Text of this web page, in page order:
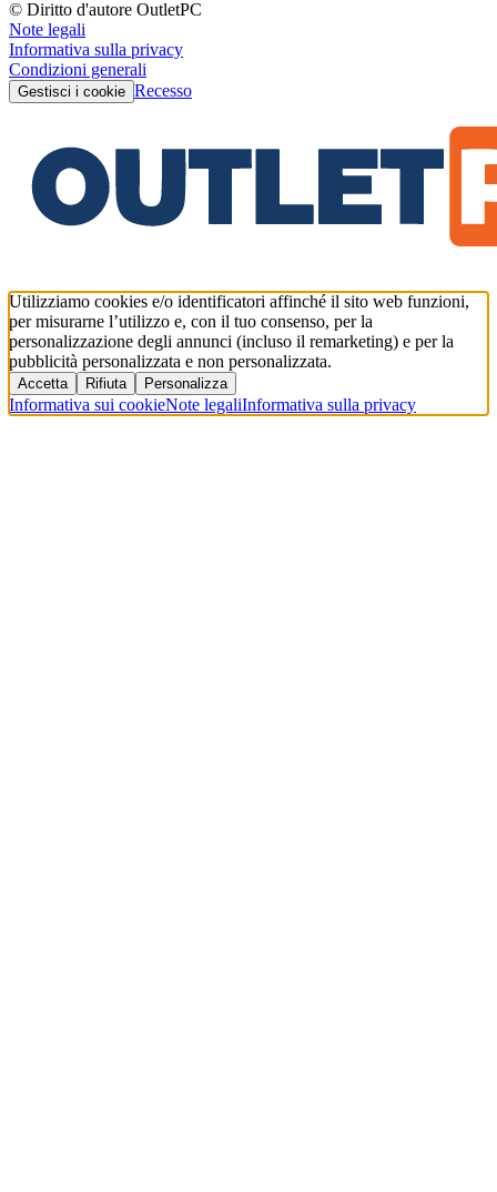
© Diritto d'autore OutletPC
Note legali
Informativa sulla privacy
Condizioni generali
Gestisci i cookie Recesso
Utilizziamo cookies e/o identificatori affinché il sito web funzioni,
per misurarne l’utilizzo e, con il tuo consenso, per la
personalizzazione degli annunci (incluso il remarketing) e per la
pubblicità personalizzata e non personalizzata.
Accetta Rifiuta Personalizza
Informativa sui cookieNote legaliInformativa sulla privacy